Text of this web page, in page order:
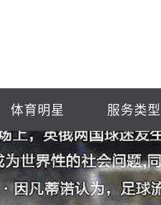
体育明星 服务类型